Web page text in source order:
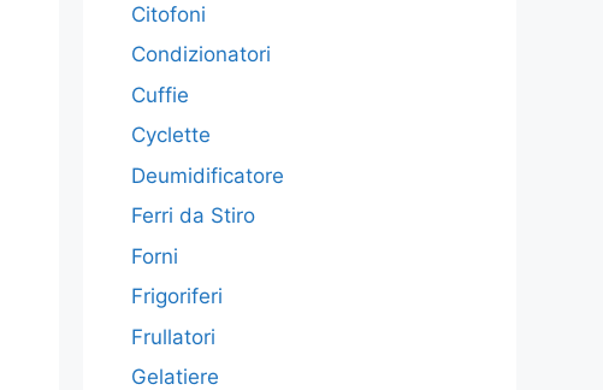
Citofoni
Condizionatori
Cuffie
Cyclette
Deumidificatore
Ferri da Stiro
Forni
Frigoriferi
Frullatori
Gelatiere